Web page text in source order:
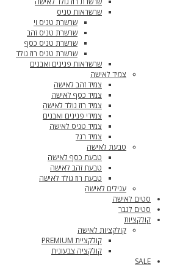
שרשראות טניס
שרשרת טניס וי
שרשרת טניס זהב
שרשרת טניס כסף
שרשרת טניס רוז גולד
שרשראות פנינים ואבנים
צמיד לאישה
צמיד זהב לאישה
צמיד כסף לאישה
צמיד רוז גולד לאישה
צמידי פנינים ואבנים
צמיד טניס לאישה
צמיד רגל
טבעת לאישה
טבעת כסף לאישה
טבעת זהב לאישה
טבעת רוז גולד לאישה
עגילים לאישה
סטים לאישה
סטים לגבר
קולקציות
קולקציות לאישה
קולקציית PREMIUM
קולקציה צבעונית
SALE